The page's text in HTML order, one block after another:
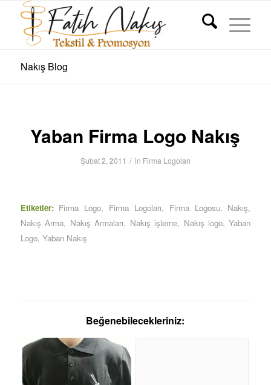
Nakış Blog
Yaban Firma Logo Nakış
Şubat 2, 2011 / in Firma Logoları
Etiketler: Firma Logo, Firma Logoları, Firma Logosu, Nakış,
Nakış Arma, Nakış Armaları, Nakış işleme, Nakış logo,Yaban
Logo, Yaban Nakış
Beğenebilecekleriniz: